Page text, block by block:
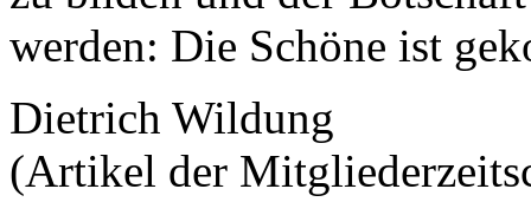
werden: Die Schöne ist
Dietrich Wildung
(Artikel der